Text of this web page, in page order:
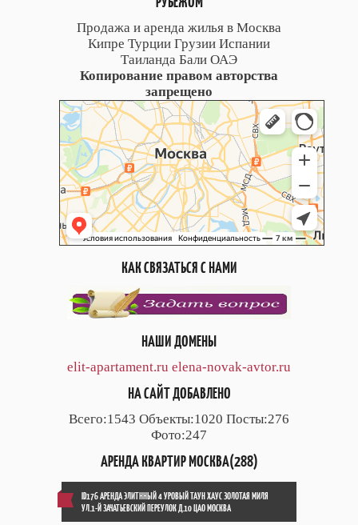
Продажа и аренда жилья в Москва
Кипре Турции Грузии Испании
Таиланда Бали ОАЭ
Копирование правом авторства
запрещено
КАК СВЯЗАТЬСЯ С НАМИ
НАШИ ДОМЕНЫ
elit-apartament.ru elena-novak-avtor.ru
НА САЙТ ДОБАВЛЕНО
Всего:1543 Объекты:1020 Посты:276
Фото:247
АРЕНДА КВАРТИР МОСКВА(288)
ID176 АРЕНДА ЭЛИТННЫЙ 4 УРОВЫЙ ТАУН ХАУС ЗОЛОТАЯ МИЛЯ
УЛ.1-Й ЗАЧАТЬЕВСКИЙ ПЕРЕУЛОК Д.10 ЦАО МОСКВА